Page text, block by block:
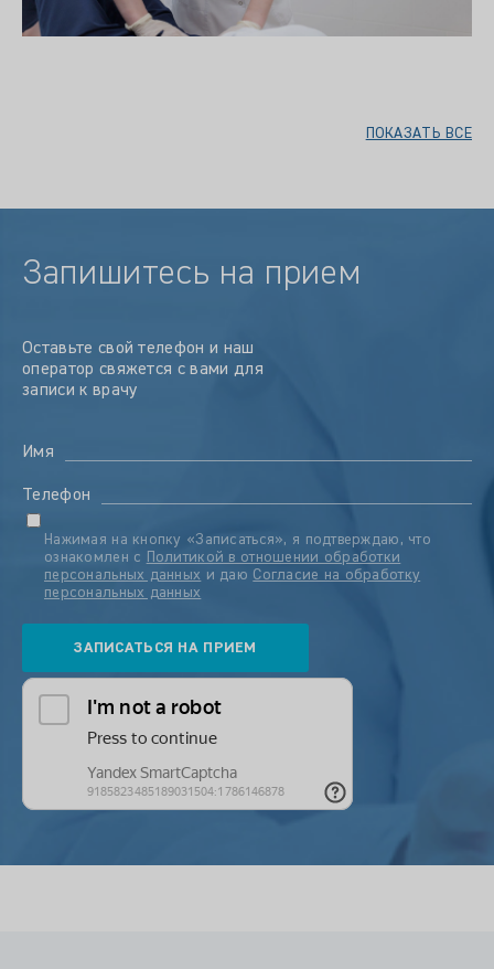
ПОКАЗАТЬ ВСЕ
Запишитесь на прием
Оставьте свой телефон и наш
оператор свяжется с вами для
записи к врачу
Имя
Телефон
Нажимая на кнопку «Записаться», я подтверждаю, что
ознакомлен с
Политикой в отношении обработки
персональных данных и даю Согласие на обработку
персональных данных